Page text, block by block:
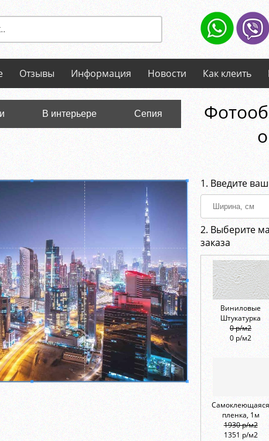
Отзывы Информация Новости Как клеить
В интерьере Сепия
1. Введите
2. Выберите
заказа
Виниловые
Штукатурка
0 р/м2
0 р/м2
Самоклеющаяся
пленка, 1м
1930 р/м2
1351 р/м2